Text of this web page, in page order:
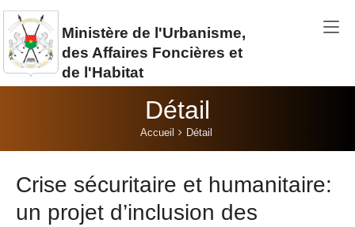
Aller au contenu principal
Ministère de l'Urbanisme,
des Affaires Foncières et
de l'Habitat
Détail
Accueil Détail
Crise sécuritaire et humanitaire:
un projet d’inclusion des